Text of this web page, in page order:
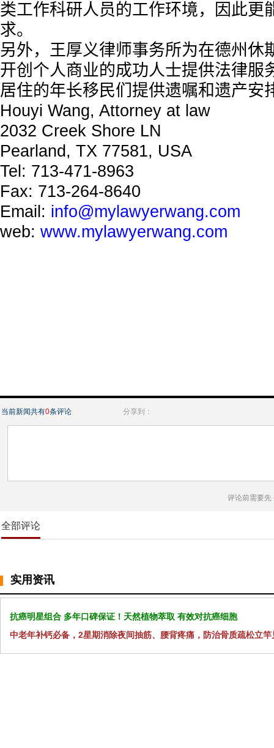
类工作科研人员的工作环境，因此更
求。
另外，王厚义律师事务所为在德州休
开创个人商业的成功人士提供法律服
居住的年长移民们提供遗嘱和遗产安
Houyi Wang, Attorney at law
2032 Creek Shore LN
Pearland, TX 77581, USA
Tel: 713-471-8963
Fax: 713-264-8640
Email: info@mylawyerwang.com
web: www.mylawyerwang.com
当前新闻共有0条评论 分享到：
评论前需要先
全部评论
实用资讯
抗癌明星组合 多年口碑保证！天然植物萃取 有效对抗癌细胞
中老年补钙必备，2星期消除夜间抽筋、腰背疼痛，防治骨质疏松立竿